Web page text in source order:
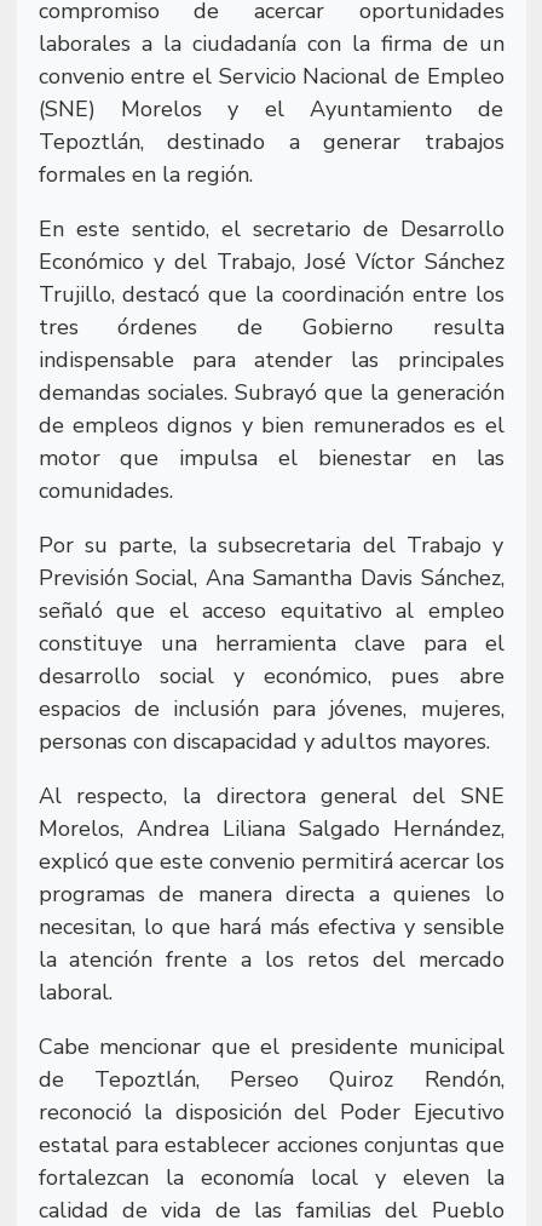
compromiso de acercar oportunidades
laborales a la ciudadanía con la firma de un
convenio entre el Servicio Nacional de Empleo
(SNE) Morelos y el Ayuntamiento de
Tepoztlán, destinado a generar trabajos
formales en la región.
En este sentido, el secretario de Desarrollo
Económico y del Trabajo, José Víctor Sánchez
Trujillo, destacó que la coordinación entre los
tres órdenes de Gobierno resulta
indispensable para atender las principales
demandas sociales. Subrayó que la generación
de empleos dignos y bien remunerados es el
motor que impulsa el bienestar en las
comunidades.
Por su parte, la subsecretaria del Trabajo y
Previsión Social, Ana Samantha Davis Sánchez,
señaló que el acceso equitativo al empleo
constituye una herramienta clave para el
desarrollo social y económico, pues abre
espacios de inclusión para jóvenes, mujeres,
personas con discapacidad y adultos mayores.
Al respecto, la directora general del SNE
Morelos, Andrea Liliana Salgado Hernández,
explicó que este convenio permitirá acercar los
programas de manera directa a quienes lo
necesitan, lo que hará más efectiva y sensible
la atención frente a los retos del mercado
laboral.
Cabe mencionar que el presidente municipal
de Tepoztlán, Perseo Quiroz Rendón,
reconoció la disposición del Poder Ejecutivo
estatal para establecer acciones conjuntas que
fortalezcan la economía local y eleven la
calidad de vida de las familias del Pueblo